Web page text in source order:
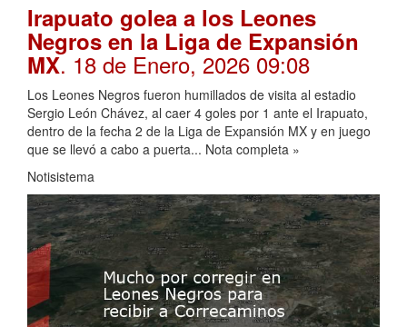
Irapuato golea a los Leones
Negros en la Liga de Expansión
MX. 18 de Enero, 2026 09:08
Los Leones Negros fueron humillados de visita al estadio
Sergio León Chávez, al caer 4 goles por 1 ante el Irapuato,
dentro de la fecha 2 de la Liga de Expansión MX y en juego
que se llevó a cabo a puerta... Nota completa »
Notisistema